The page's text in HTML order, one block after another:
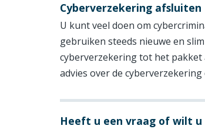
Cyberverzekering afsluiten
U kunt veel doen om
gebruiken steeds nieuwe en
cyberverzekering tot het
advies over de
Heeft u een vraag of wilt u